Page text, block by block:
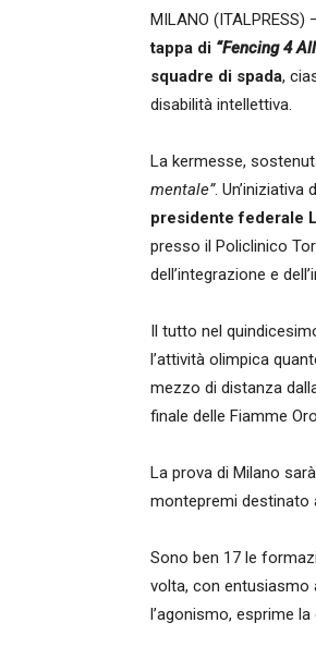
MILANO (ITALPRESS)
tappa di “Fencing 4
squadre di spada,
disabilità intellettiva.
La kermesse,
mentale”. Un’iniziativa
presidente federale
presso il Policlinico
dell’integrazione e
Il tutto nel
l’attività olimpica
mezzo di distanza
finale delle Fiamme
La prova di Milano
montepremi destinato
Sono ben 17 le
volta, con entusiasmo
l’agonismo, esprime